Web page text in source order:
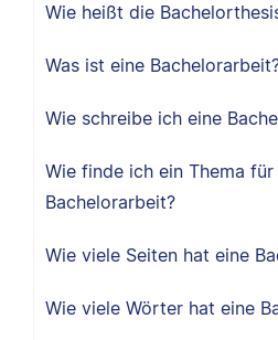
Wie heißt die
Was ist eine
Wie schreibe ich eine
Wie finde ich ein Thema für
Bachelorarbeit?
Wie viele Seiten hat eine
Wie viele Wörter hat eine